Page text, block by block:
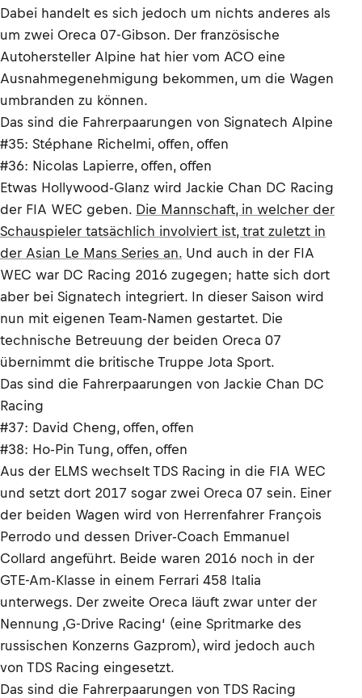
Dabei handelt es sich jedoch um nichts anderes als
um zwei Oreca 07-Gibson. Der französische
Autohersteller Alpine hat hier vom ACO eine
Ausnahmegenehmigung bekommen, um die Wagen
umbranden zu können.
Das sind die Fahrerpaarungen von Signatech Alpine
#35: Stéphane Richelmi, offen, offen
#36: Nicolas Lapierre, offen, offen
Etwas Hollywood-Glanz wird Jackie Chan DC Racing
der FIA WEC geben. Die Mannschaft, in welcher der
Schauspieler tatsächlich involviert ist, trat zuletzt in
der Asian Le Mans Series an. Und auch in der FIA
WEC war DC Racing 2016 zugegen; hatte sich dort
aber bei Signatech integriert. In dieser Saison wird
nun mit eigenen Team-Namen gestartet. Die
technische Betreuung der beiden Oreca 07
übernimmt die britische Truppe Jota Sport.
Das sind die Fahrerpaarungen von Jackie Chan DC
Racing
#37: David Cheng, offen, offen
#38: Ho-Pin Tung, offen, offen
Aus der ELMS wechselt TDS Racing in die FIA WEC
und setzt dort 2017 sogar zwei Oreca 07 sein. Einer
der beiden Wagen wird von Herrenfahrer François
Perrodo und dessen Driver-Coach Emmanuel
Collard angeführt. Beide waren 2016 noch in der
GTE-Am-Klasse in einem Ferrari 458 Italia
unterwegs. Der zweite Oreca läuft zwar unter der
Nennung ‚G-Drive Racing‘ (eine Spritmarke des
russischen Konzerns Gazprom), wird jedoch auch
von TDS Racing eingesetzt.
Das sind die Fahrerpaarungen von TDS Racing